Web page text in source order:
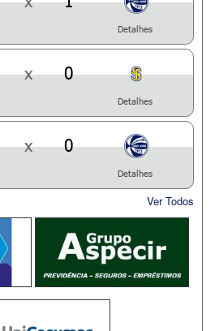
Detalhes
x 0
Detalhes
x 0
Detalhes
Ver Todos